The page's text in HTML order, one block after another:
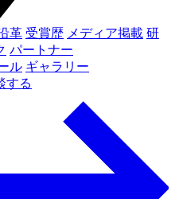
革 受賞歴 メディア掲載 研
パートナー
ル ギャラリー
する